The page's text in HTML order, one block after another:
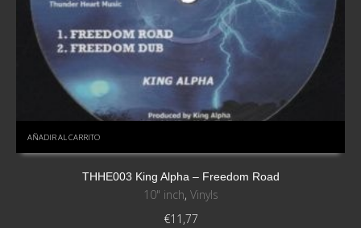
AÑADIR AL CARRITO
THHE003 King Alpha – Freedom Road
10" inch, Vinyls
€11,77